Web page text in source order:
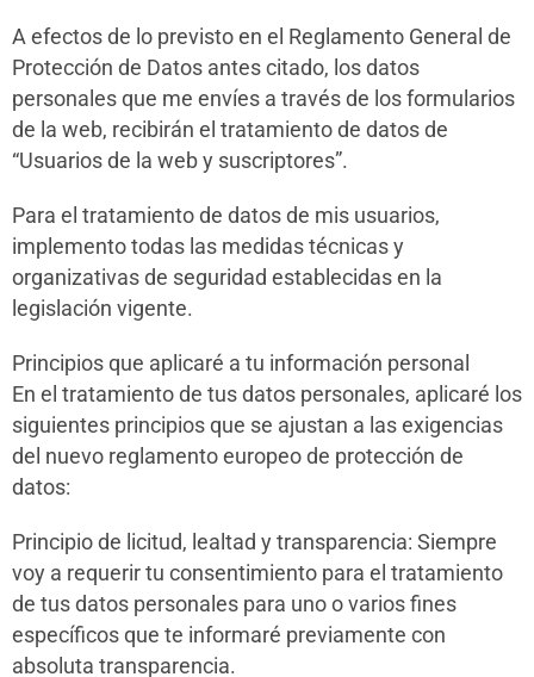
A efectos de lo previsto en el Reglamento General de
Protección de Datos antes citado, los datos
personales que me envíes a través de los formularios
de la web, recibirán el tratamiento de datos de
“Usuarios de la web y suscriptores”.
Para el tratamiento de datos de mis usuarios,
implemento todas las medidas técnicas y
organizativas de seguridad establecidas en la
legislación vigente.
Principios que aplicaré a tu información personal
En el tratamiento de tus datos personales, aplicaré los
siguientes principios que se ajustan a las exigencias
del nuevo reglamento europeo de protección de
datos:
Principio de licitud, lealtad y transparencia: Siempre
voy a requerir tu consentimiento para el tratamiento
de tus datos personales para uno o varios fines
específicos que te informaré previamente con
absoluta transparencia.